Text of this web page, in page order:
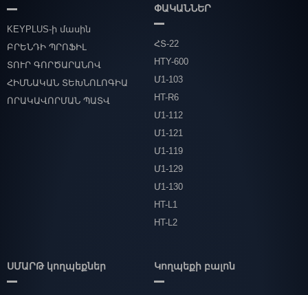
KEYPLUS-ի մասին
ԲՐԵՆԴԻ ՊՐՈՖԻԼ
ՏՈՒՐ ԳՈՐԾԱՐԱՆՈՎ
ՀԻՄՆԱԿԱՆ ՏԵԽՆՈԼՈԳԻԱ
ՈՐԱԿԱՎՈՐՄԱՆ ՊԱՏՎ
ՓԱԿԱՆՆԵՐ
ՀՏ-22
HTY-600
Մ1-103
HT-R6
Մ1-112
Մ1-121
Մ1-119
Մ1-129
Մ1-130
HT-L1
HT-L2
ՍՄԱՐԹ կողպեքներ Կողպեքի բալոն